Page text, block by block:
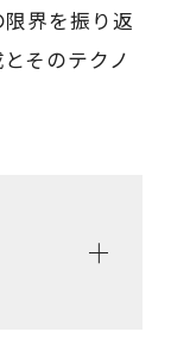
界を振り返
そのテクノ